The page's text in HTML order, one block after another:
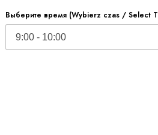
Выберите время (Wybierz czas / Select